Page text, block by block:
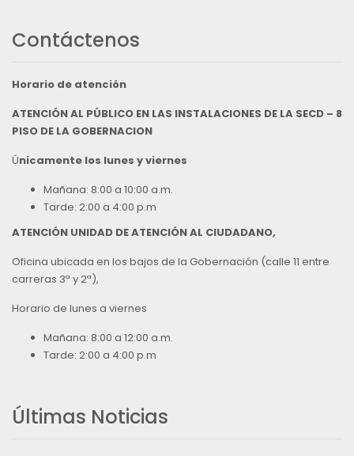
Contáctenos
Horario de atención
ATENCIÓN AL PÚBLICO EN LAS INSTALACIONES DE LA SECD – 8
PISO DE LA GOBERNACION
Únicamente los lunes y viernes
Mañana: 8:00 a 10:00 a.m.
Tarde: 2:00 a 4:00 p.m
ATENCIÓN UNIDAD DE ATENCIÓN AL CIUDADANO,
Oficina ubicada en los bajos de la Gobernación (calle 11 entre
carreras 3ª y 2ª),
Horario de lunes a viernes
Mañana: 8:00 a 12:00 a.m.
Tarde: 2:00 a 4:00 p.m
Últimas Noticias